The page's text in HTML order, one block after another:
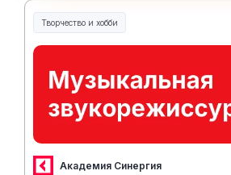
Творчество и хобби
Творчество, контент и хобби
Академия Синергия